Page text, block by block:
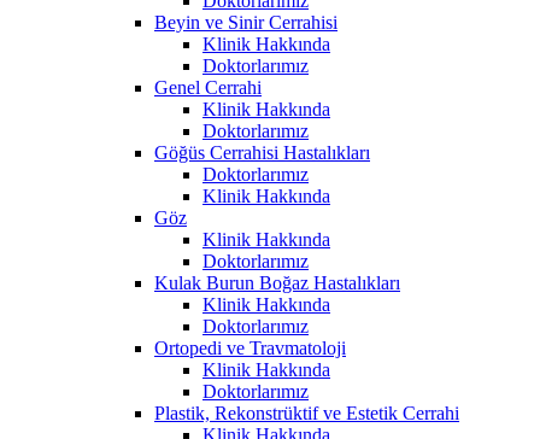
Beyin ve Sinir Cerrahisi
Klinik Hakkında
Doktorlarımız
Genel Cerrahi
Klinik Hakkında
Doktorlarımız
Göğüs Cerrahisi Hastalıkları
Doktorlarımız
Klinik Hakkında
Göz
Klinik Hakkında
Doktorlarımız
Kulak Burun Boğaz Hastalıkları
Klinik Hakkında
Doktorlarımız
Ortopedi ve Travmatoloji
Klinik Hakkında
Doktorlarımız
Plastik, Rekonstrüktif ve Estetik Cerrahi
Klinik Hakkında